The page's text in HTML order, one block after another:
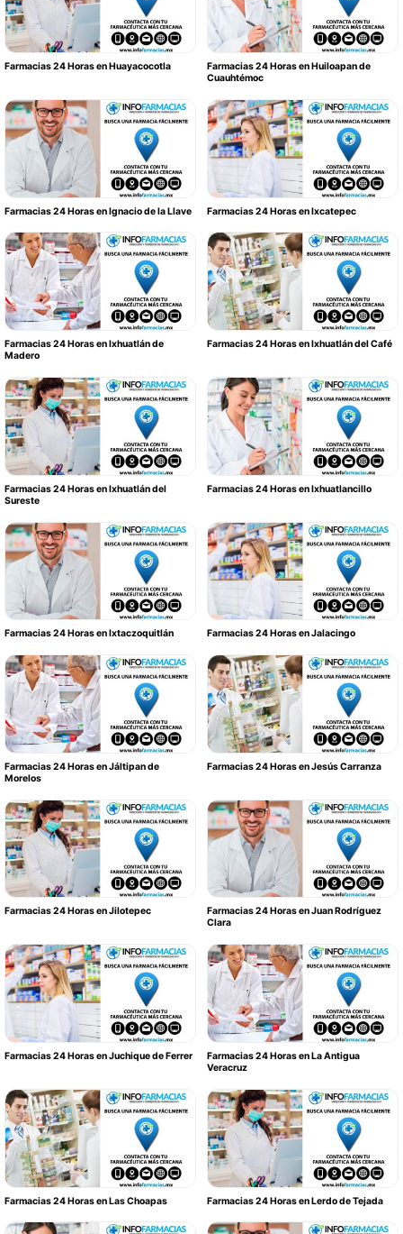
Farmacias 24 Horas en Huayacocotla
Farmacias 24 Horas en Huiloapan de
Cuauhtémoc
Farmacias 24 Horas en Ignacio de la Llave Farmacias 24 Horas en Ixcatepec
Farmacias 24 Horas en Ixhuatlán de
Madero
Farmacias 24 Horas en Ixhuatlán del Café
Farmacias 24 Horas en Ixhuatlán del
Sureste
Farmacias 24 Horas en Ixhuatlancillo
Farmacias 24 Horas en Ixtaczoquitlán Farmacias 24 Horas en Jalacingo
Farmacias 24 Horas en Jáltipan de
Morelos
Farmacias 24 Horas en Jesús Carranza
Farmacias 24 Horas en Jilotepec
Farmacias 24 Horas en Juan Rodríguez
Clara
Farmacias 24 Horas en Juchique de Ferrer
Farmacias 24 Horas en La Antigua
Veracruz
Farmacias 24 Horas en Las Choapas Farmacias 24 Horas en Lerdo de Tejada